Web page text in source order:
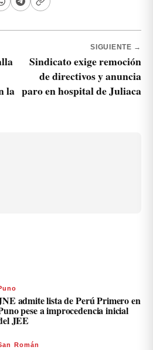
la
SIGUIENTE →
Sindicato exige remoción
de directivos y anuncia
paro en hospital de Juliaca
admite lista de Perú Primero en
pese a improcedencia inicial
JEE
Román